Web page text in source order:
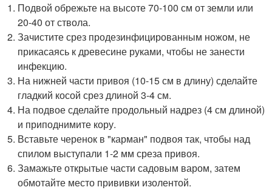
Подвой обрежьте на высоте 70-100 см от земли или
20-40 от ствола.
Зачистите срез продезинфицированным ножом, не
прикасаясь к древесине руками, чтобы не занести
инфекцию.
На нижней части привоя (10-15 см в длину) сделайте
гладкий косой срез длиной 3-4 см.
На подвое сделайте продольный надрез (4 см длиной)
и приподнимите кору.
Вставьте черенок в "карман" подвоя так, чтобы над
спилом выступали 1-2 мм среза привоя.
Замажьте открытые части садовым варом, затем
обмотайте место прививки изолентой.